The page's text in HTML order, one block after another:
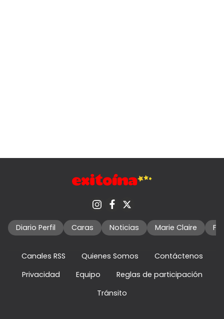
Diario Perfil Caras Noticias Marie Claire
Canales RSS Quienes Somos
Contáctenos
Privacidad
Equipo
Reglas de participación
Tránsito